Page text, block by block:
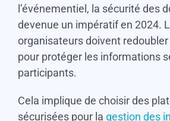
l’événementiel, la sécurité des
devenue un impératif en 2024.
organisateurs doivent
pour protéger les informations
participants.
Cela implique de choisir des
sécurisées pour la gestion des